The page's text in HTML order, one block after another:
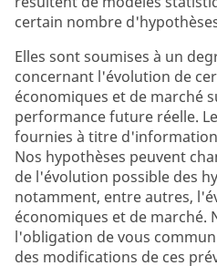
certain nombre
Elles sont soumises à un
concernant l'évolution de
économiques et de marché
performance future réelle.
fournies à titre
Nos hypothèses peuvent
de l'évolution possible des
notamment, entre autres,
économiques et de marché.
l'obligation de vous
des modifications de ces